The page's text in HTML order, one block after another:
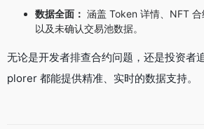
数据全面： 涵盖 Token 详情、NFT
以及未确认交易池数据。
无论是开发者排查合约问题，还是投资者
plorer 都能提供精准、实时的数据支持。